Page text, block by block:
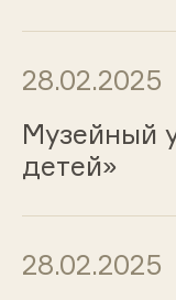
28.02.2025
Музейный
детей»
28.02.2025